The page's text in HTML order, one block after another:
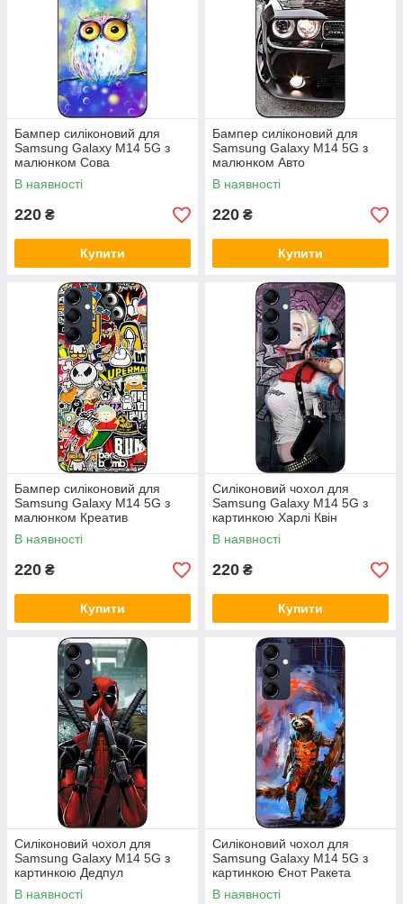
Бампер силіконовий для
Samsung Galaxy M14 5G з
малюнком Сова
В наявності
220 ₴
Купити
Бампер силіконовий для
Samsung Galaxy M14 5G з
малюнком Авто
В наявності
220 ₴
Купити
Бампер силіконовий для
Samsung Galaxy M14 5G з
малюнком Креатив
В наявності
220 ₴
Купити
Силіконовий чохол для
Samsung Galaxy M14 5G з
картинкою Харлі Квін
В наявності
220 ₴
Купити
Силіконовий чохол для
Samsung Galaxy M14 5G з
картинкою Дедпул
В наявності
Силіконовий чохол для
Samsung Galaxy M14 5G з
картинкою Єнот Ракета
В наявності